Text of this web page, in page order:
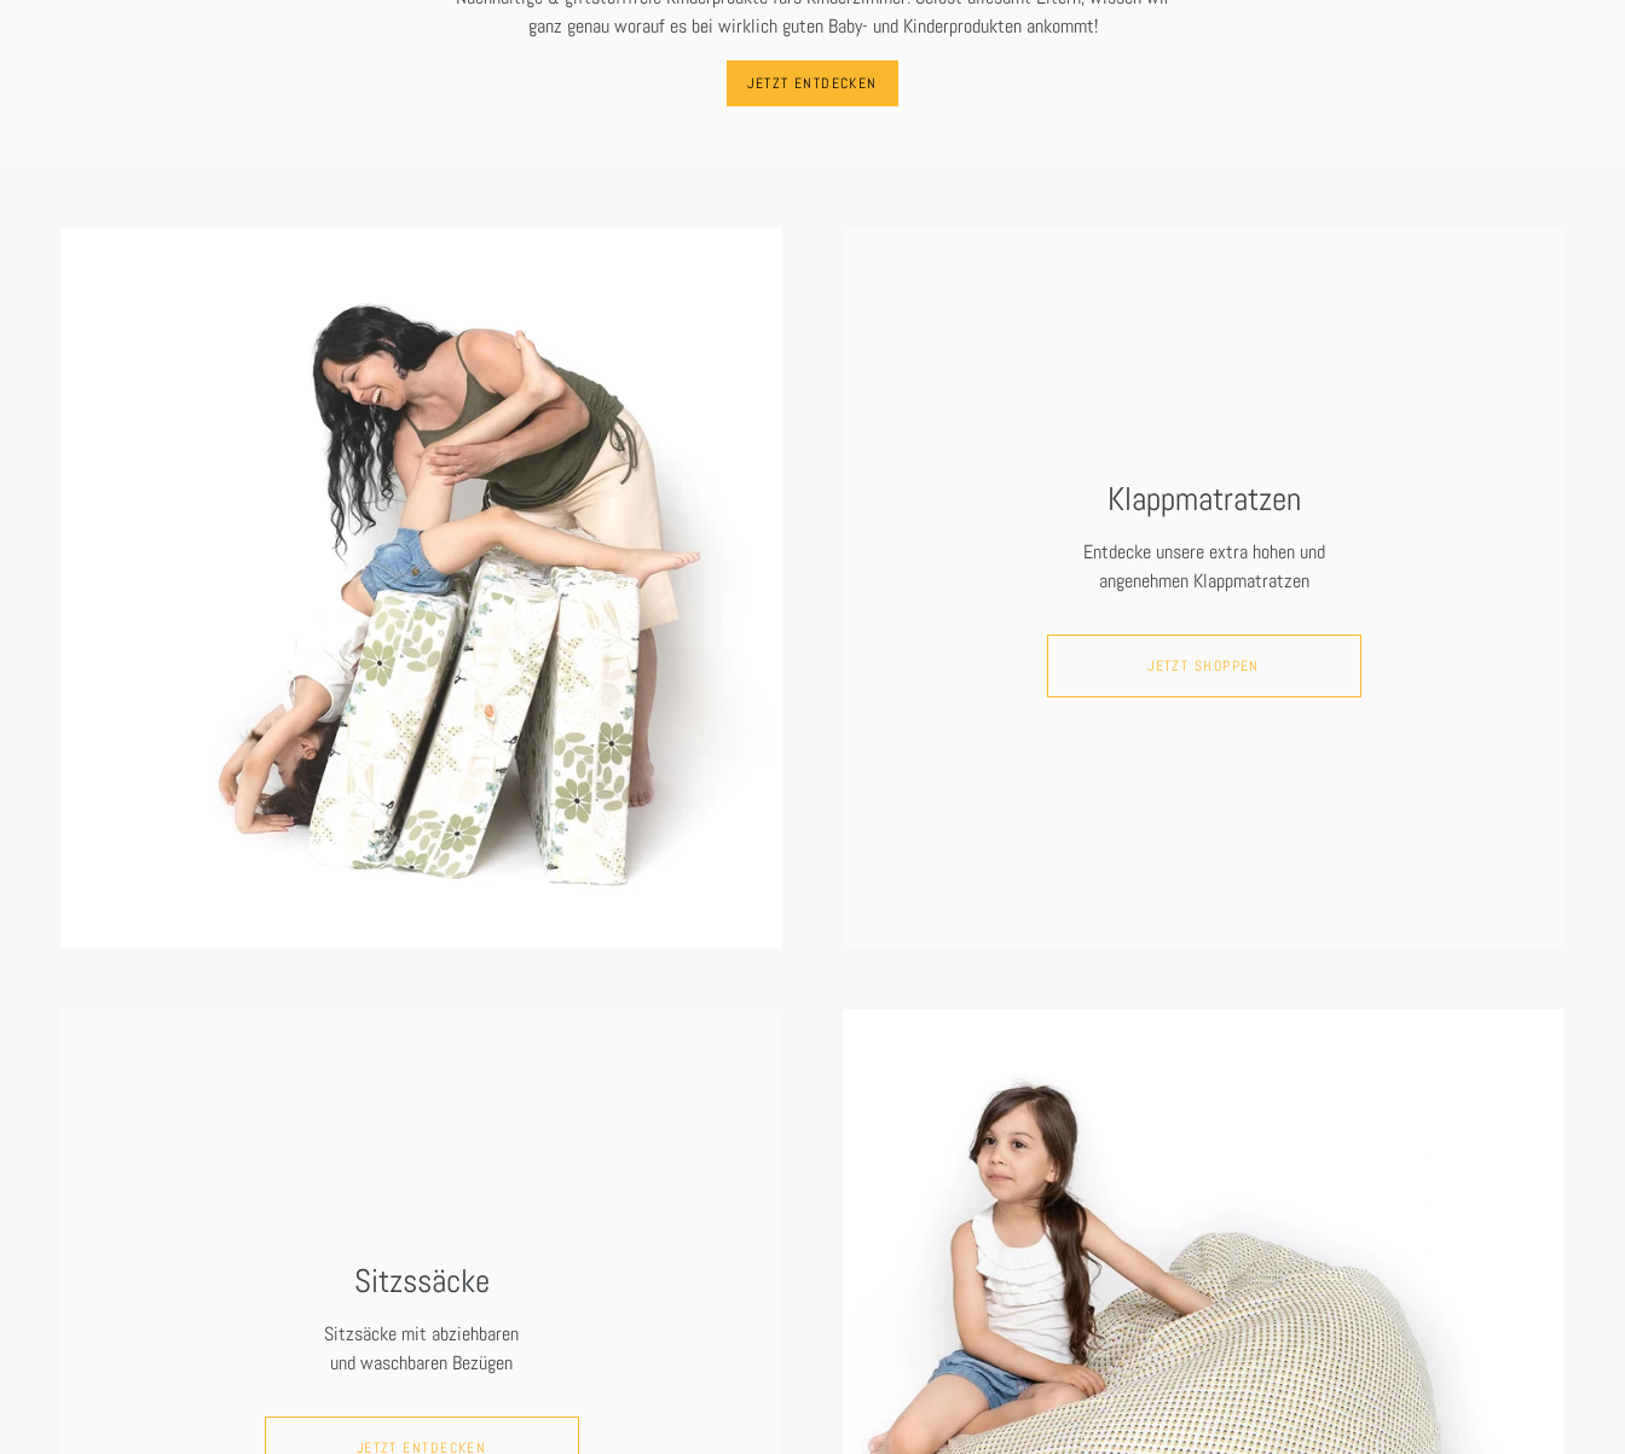
ganz genau worauf es bei wirklich guten Baby- und Kinderprodukten ankommt!
Klappmatratzen
Entdecke unsere extra hohen und
angenehmen Klappmatratzen
Sitzssäcke
Sitzsäcke mit abziehbaren
und waschbaren Bezügen